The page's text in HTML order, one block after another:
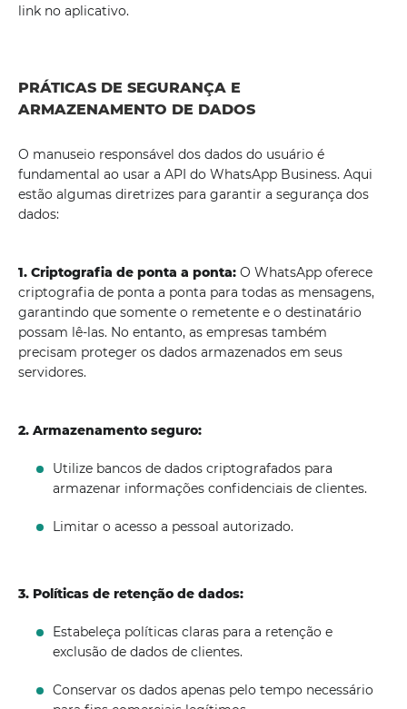
link no aplicativo.
PRÁTICAS DE SEGURANÇA E
ARMAZENAMENTO DE DADOS
O manuseio responsável dos dados do usuário é
fundamental ao usar a API do WhatsApp Business. Aqui
estão algumas diretrizes para garantir a segurança dos
dados:
1. Criptografia de ponta a ponta: O WhatsApp oferece
criptografia de ponta a ponta para todas as mensagens,
garantindo que somente o remetente e o destinatário
possam lê-las. No entanto, as empresas também
precisam proteger os dados armazenados em seus
servidores.
2. Armazenamento seguro:
Utilize bancos de dados criptografados para
armazenar informações confidenciais de clientes.
Limitar o acesso a pessoal autorizado.
3. Políticas de retenção de dados:
Estabeleça políticas claras para a retenção e
exclusão de dados de clientes.
Conservar os dados apenas pelo tempo necessário